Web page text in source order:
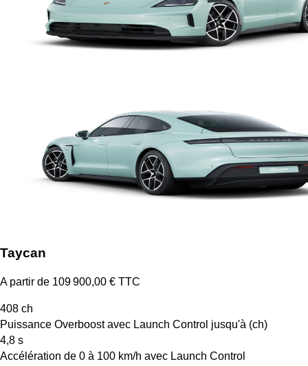
Taycan
A partir de 109 900,00 € TTC
408 ch
Puissance Overboost avec Launch Control jusqu'à (ch)
4,8 s
Accélération de 0 à 100 km/h avec Launch Control